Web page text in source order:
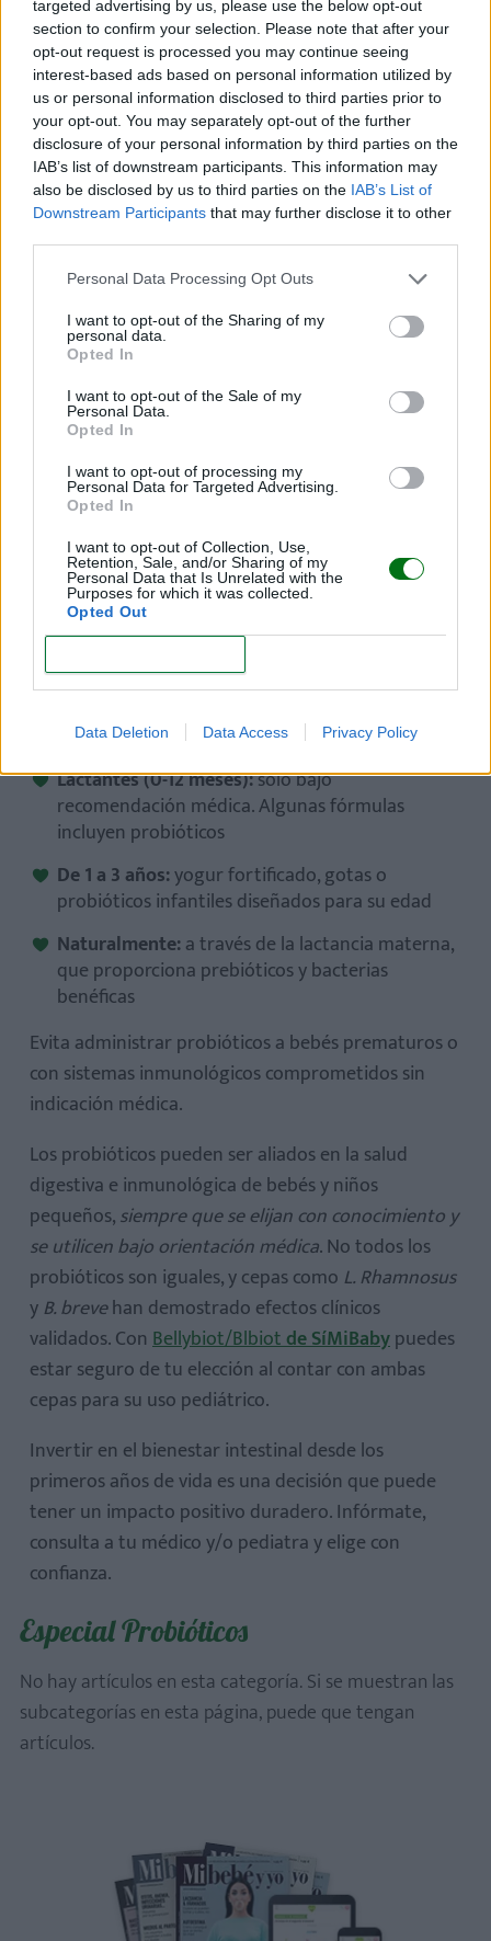
targeted advertising by us, please use the below opt-out
section to confirm your selection. Please note that after your
opt-out request is processed you may continue seeing
interest-based ads based on personal information utilized by
us or personal information disclosed to third parties prior to
your opt-out. You may separately opt-out of the further
disclosure of your personal information by third parties on the
IAB’s list of downstream participants. This information may
also be disclosed by us to third parties on the IAB’s List of
Downstream Participants that may further disclose it to other
Personal Data Processing Opt Outs
I want to opt-out of the Sharing of my
personal data.
Opted In
I want to opt-out of the Sale of my
Personal Data.
Opted In
I want to opt-out of processing my
Personal Data for Targeted Advertising.
Opted In
I want to opt-out of Collection, Use,
Retention, Sale, and/or Sharing of my
Personal Data that Is Unrelated with the
Purposes for which it was collected.
Opted Out
Data Deletion Data Access Privacy Policy
bebé.
Formas seguras de ofrecer probióticos
a tu hijo
Lactantes (0-12 meses):solo bajo
recomendación médica. Algunas fórmulas
incluyen probióticos
De 1 a 3 años:yogur fortificado, gotas o
probióticos infantiles diseñados para su edad
Naturalmente:a través de la lactancia materna,
que proporciona prebióticos y bacterias
benéficas
Evita administrar probióticos a bebés prematuros o
con sistemas inmunológicos comprometidos sin
indicación médica.
Los probióticos pueden ser aliados en la salud
digestiva e inmunológica de bebés y niños
pequeños,siempre que se elijan con conocimiento y
se utilicen bajo orientación médica. No todos los
probióticos son iguales, y cepas como L. Rhamnosus
y B. brevehan demostrado efectos clínicos
validados. Con Bellybiot/Blbiotde SíMiBabypuedes
estar seguro de tu elección al contar con ambas
cepas para su uso pediátrico.
Invertir en el bienestar intestinal desde los
primeros años de vida es una decisión que puede
tener un impacto positivo duradero. Infórmate,
consulta a tu médico y/o pediatra y elige con
confianza.
Especial Probióticos
No hay artículos en esta categoría. Si se muestran las
subcategorías en esta página, puede que tengan
artículos.